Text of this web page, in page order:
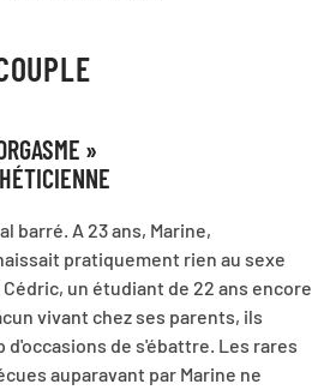
»
barré. A 23 ans, Marine,
pratiquement rien au sexe
un étudiant de 22 ans encore
vivant chez ses parents, ils
d'occasions de s'ébattre. Les rares
auparavant par Marine ne